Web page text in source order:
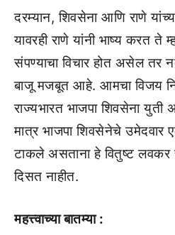
दरम्यान, शिवसेना आणि राणे
यावरही राणे यांनी भाष्य करत ते
संपण्याचा विचार होत असेल तर
बाजू मजबूत आहे. आमचा विजय
राज्यभारत भाजपा शिवसेना युती
मात्र भाजपा शिवसेनेचे उमेदवार
टाकले असताना हे वितुष्ट लवकर
दिसत नाहीत.
महत्त्वाच्या बातम्या :